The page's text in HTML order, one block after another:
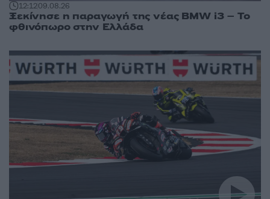
12:1209.08.26
Ξεκίνησε η παραγωγή της νέας BMW i3 – Το
φθινόπωρο στην Ελλάδα